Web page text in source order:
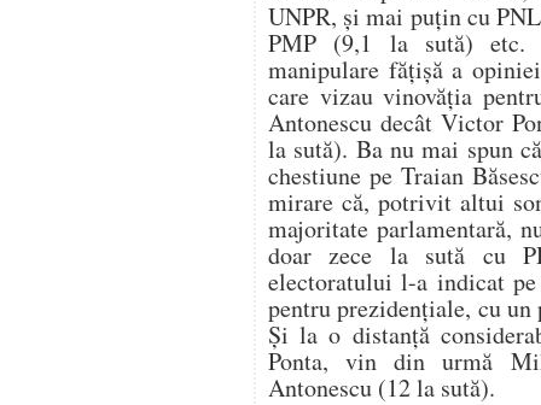
UNPR, și mai puțin cu
PMP (9,1 la sută) etc.
manipulare fățișă a
care vizau vinovăția
Antonescu decât Victor
la sută). Ba nu mai spun
chestiune pe Traian
mirare că, potrivit altui
majoritate parlamentară,
doar zece la sută cu
electoratului l-a indicat
pentru prezidențiale, cu un
Și la o distanță
Ponta, vin din urmă
Antonescu (12 la sută).